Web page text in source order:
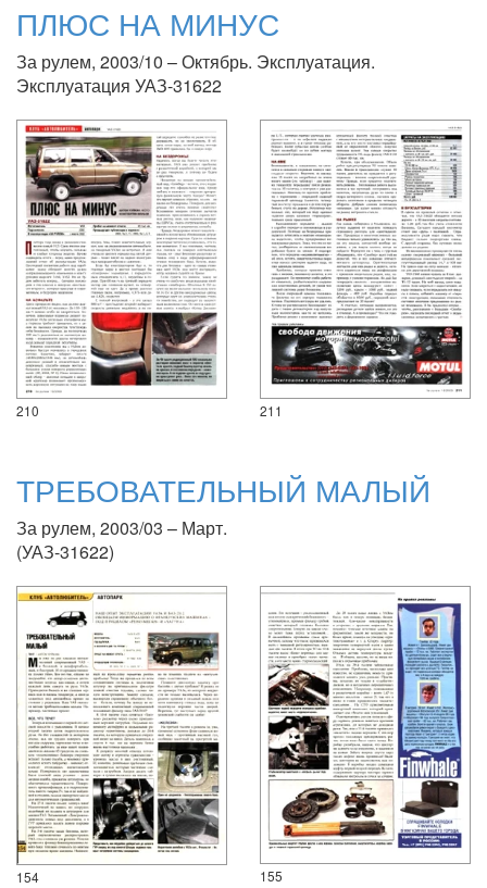
ПЛЮС НА МИНУС
За рулем, 2003/10 – Октябрь. Эксплуатация.
Эксплуатация УАЗ-31622
210 211
ТРЕБОВАТЕЛЬНЫЙ МАЛЫЙ
За рулем, 2003/03 – Март.
(УАЗ-31622)
154 155